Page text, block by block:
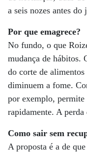
a seis nozes antes do
Por que emagrece?
No fundo, o que
mudança de hábitos.
do corte de
diminuem a fome.
por exemplo, permite
rapidamente. A perda
Como sair sem
A proposta é a de